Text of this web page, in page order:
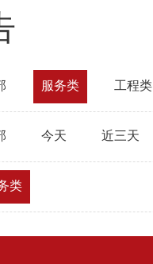
服务类 工程类
今天 近三天
类